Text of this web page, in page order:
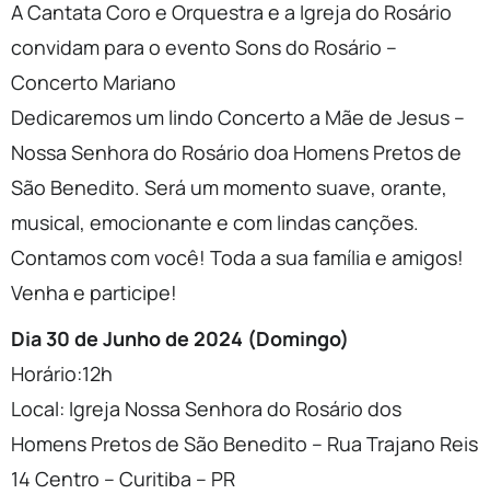
A Cantata Coro e Orquestra e a Igreja do Rosário
convidam para o evento Sons do Rosário –
Concerto Mariano
Dedicaremos um lindo Concerto a Mãe de Jesus –
Nossa Senhora do Rosário doa Homens Pretos de
São Benedito. Será um momento suave, orante,
musical, emocionante e com lindas canções.
Contamos com você! Toda a sua família e amigos!
Venha e participe!
Dia 30 de Junho de 2024 (Domingo)
Horário:12h
Local: Igreja Nossa Senhora do Rosário dos
Homens Pretos de São Benedito – Rua Trajano Reis
14 Centro – Curitiba – PR